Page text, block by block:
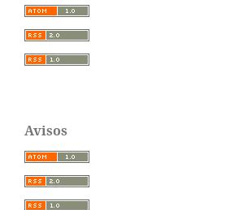
Avisos